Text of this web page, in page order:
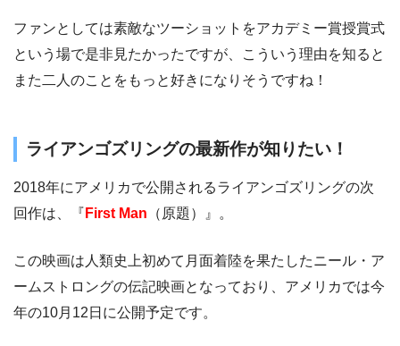
ファンとしては素敵なツーショットをアカデミー賞授賞式
という場で是非見たかったですが、こういう理由を知ると
また二人のことをもっと好きになりそうですね！
ライアンゴズリングの最新作が知りたい！
2018年にアメリカで公開されるライアンゴズリングの次
回作は、『 First Man （原題）』。
この映画は人類史上初めて月面着陸を果たしたニール・ア
ームストロングの伝記映画となっており、アメリカでは今
年の10月12日に公開予定です。